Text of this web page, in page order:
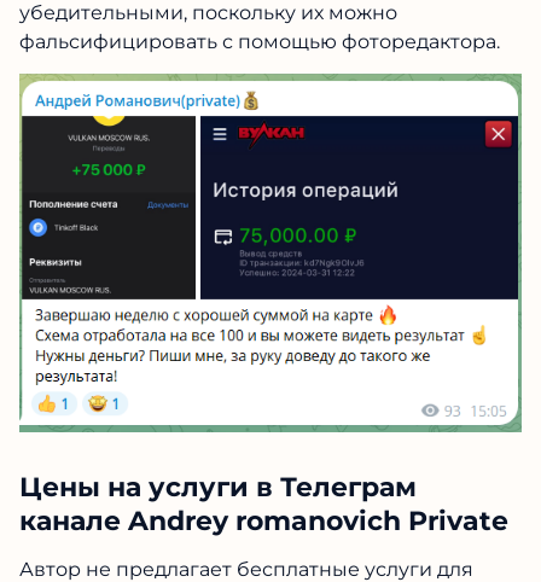
убедительными, поскольку их можно
фальсифицировать с помощью фоторедактора.
Цены на услуги в Телеграм
канале Andrey romanovich Private
Автор не предлагает бесплатные услуги для